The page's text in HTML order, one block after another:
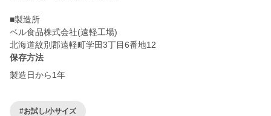
■製造所
ベル食品株式会社(遠軽工場)
北海道紋別郡遠軽町学田3丁目6番地12
保存方法
製造日から1年
#お試し/小サイズ